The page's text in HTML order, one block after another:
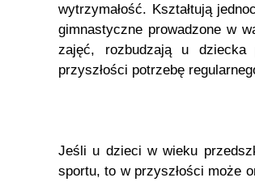
wytrzymałość. Kształtują
gimnastyczne prowadzone w
zajęć, rozbudzają u
przyszłości potrzebę
Jeśli u dzieci w wieku
sportu, to w przyszłości może